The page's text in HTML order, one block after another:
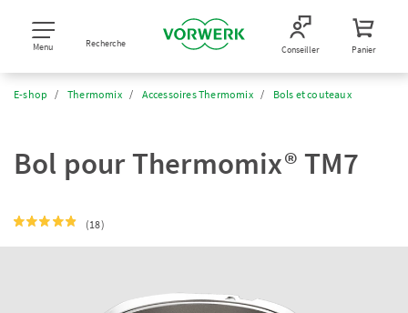
Menu Recherche Conseiller Panier
E-shop Thermomix Accessoires Thermomix Bols et couteaux
Bol pour Thermomix® TM7
(18)